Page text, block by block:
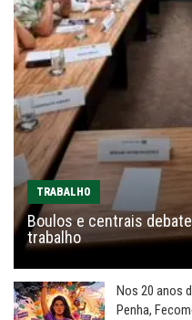
TRABALHO
Boulos e centrais
trabalho
Nos 20 anos
Penha,